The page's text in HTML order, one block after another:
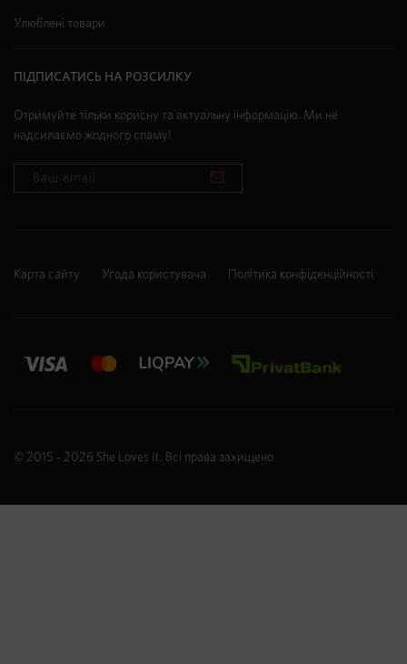
Улюблені товари
ПІДПИСАТИСЬ НА РОЗСИЛКУ
Отримуйте тільки корисну та актуальну інформацію. Ми не
надсилаємо жодного спаму!
© 2015 - 2026 She Loves It. Всі права захищено
Карта сайту Угода користувача Політика конфіденційності